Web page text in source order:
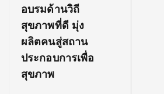
อบรมด้านวิถี
สุขภาพที่ดี มุ่ง
ผลิตคนสู่สถาน
ประกอบการเพื่อ
สุขภาพ